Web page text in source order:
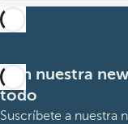
Con nuestra
todo
Suscríbete a nuestra